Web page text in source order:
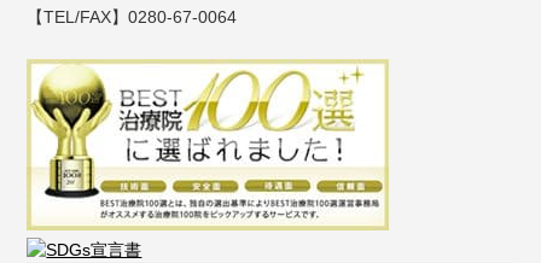
【TEL/FAX】0280-67-0064